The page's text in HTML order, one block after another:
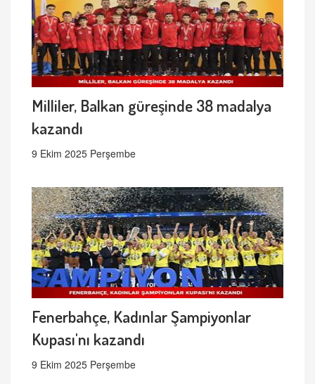
Milliler, Balkan güreşinde 38 madalya
kazandı
9 Ekim 2025 Perşembe
Fenerbahçe, Kadınlar Şampiyonlar
Kupası'nı kazandı
9 Ekim 2025 Perşembe